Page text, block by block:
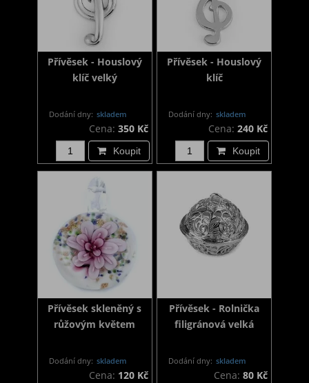
Přívěsek - Houslový
klíč velký
Dodání dny: skladem
Cena: 350 Kč
Koupit
Přívěsek - Houslový
klíč
Dodání dny: skladem
Cena: 240 Kč
Koupit
Přívěsek skleněný s
růžovým květem
Dodání dny: skladem
Cena: 120 Kč
Přívěsek - Rolnička
filigránová velká
Dodání dny: skladem
Cena: 80 Kč